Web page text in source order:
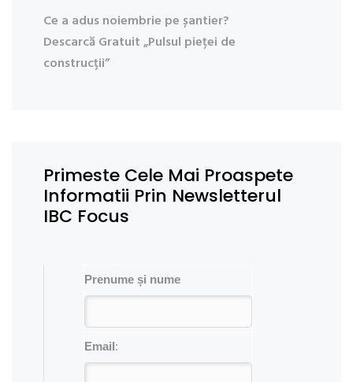
Ce a adus noiembrie pe șantier?
Descarcă Gratuit „Pulsul pieței de
construcții”
Primeste Cele Mai Proaspete
Informatii Prin Newsletterul
IBC Focus
Prenume și nume
Email: